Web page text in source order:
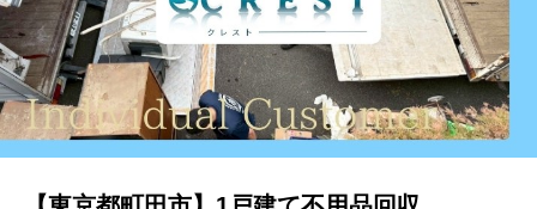
クレスト作業実績
お客様の声